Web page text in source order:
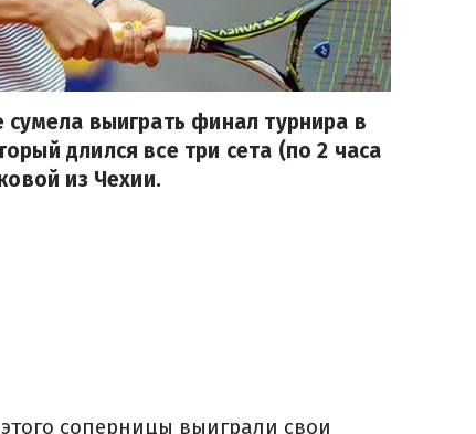
сумела выиграть финал турнира в
длился все три сета (по 2 часа
из Чехии.
соперницы выиграли свои